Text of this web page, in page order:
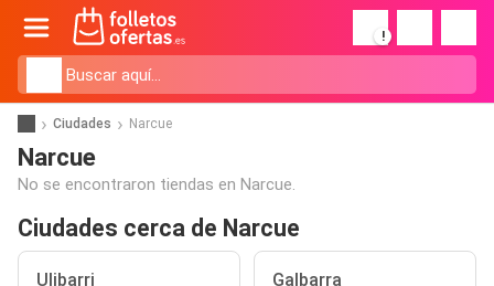
!
Ciudades Narcue
Narcue
No se encontraron tiendas en Narcue.
Ciudades cerca de Narcue
Ulibarri Galbarra